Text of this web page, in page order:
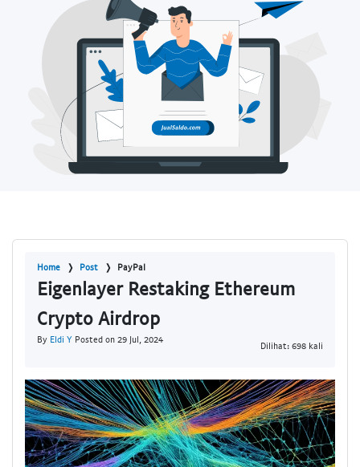
Home Post PayPal
Eigenlayer Restaking Ethereum
Crypto Airdrop
By Eldi Y Posted on 29 Jul, 2024
Dilihat: 698 kali